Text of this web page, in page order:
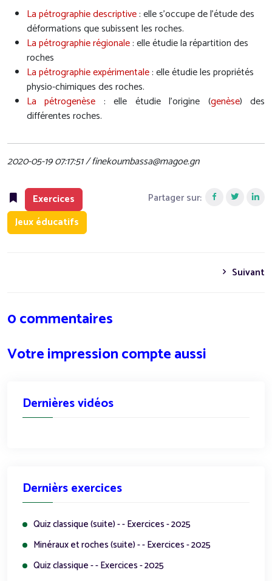
La pétrographie descriptive: elle s’occupe de l’étude des
déformations que subissent les roches.
La pétrographie régionale: elle étudie la répartition des
roches
La pétrographie expérimentale: elle étudie les propriétés
physio-chimiques des roches.
La pétrogenèse : elle étudie l’origine (genèse) des
différentes roches.
2020-05-19 07:17:51 / finekoumbassa@magoe.gn
Exercices
Jeux éducatifs
Partager sur:
Suivant
0 commentaires
Votre impression compte aussi
Dernières vidéos
Dernièrs exercices
Quiz classique (suite) - - Exercices - 2025
Minéraux et roches (suite) - - Exercices - 2025
Quiz classique - - Exercices - 2025